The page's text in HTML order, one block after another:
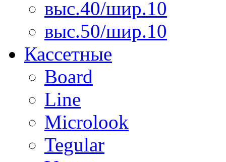
выс.40/шир.10
выс.50/шир.10
Кассетные
Board
Line
Microlook
Tegular